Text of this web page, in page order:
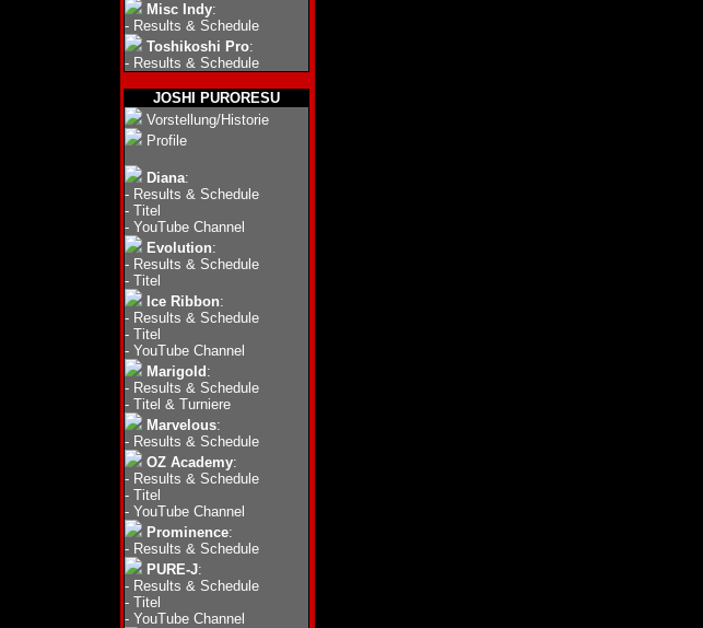
Misc Indy:
- Results & Schedule
Toshikoshi Pro:
- Results & Schedule
JOSHI PURORESU
Vorstellung/Historie
Profile
Diana:
- Results & Schedule
- Titel
- YouTube Channel
Evolution:
- Results & Schedule
- Titel
Ice Ribbon:
- Results & Schedule
- Titel
- YouTube Channel
Marigold :
- Results & Schedule
- Titel & Turniere
Marvelous:
- Results & Schedule
OZ Academy:
- Results & Schedule
- Titel
- YouTube Channel
Prominence:
- Results & Schedule
PURE-J:
- Results & Schedule
- Titel
- YouTube Channel